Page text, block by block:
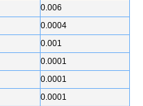
0.006
0.0004
0.001
0.0001
0.0001
0.0001